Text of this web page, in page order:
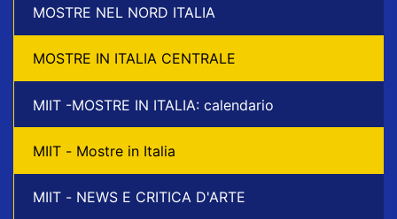
MOSTRE NEL NORD ITALIA
MOSTRE IN ITALIA CENTRALE
MIIT -MOSTRE IN ITALIA: calendario
MIIT - Mostre in Italia
MIIT - NEWS E CRITICA D'ARTE